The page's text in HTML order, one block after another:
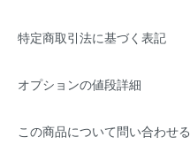
特定商取引法に基づく表記
オプションの値段詳細
この商品について問い合わせる